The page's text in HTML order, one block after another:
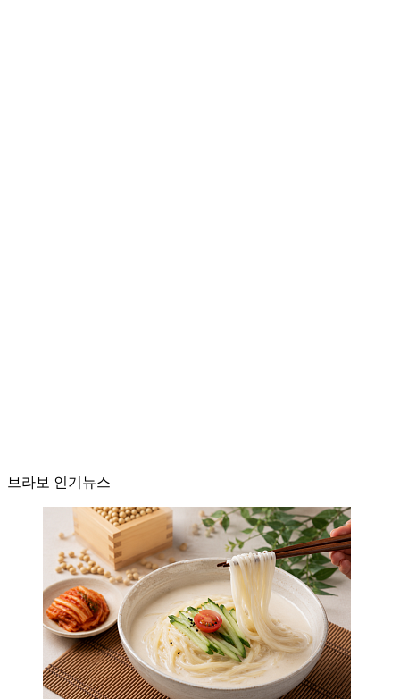
브라보 인기뉴스